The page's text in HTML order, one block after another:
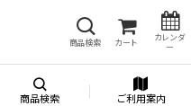
商品検索 カート
カレンダ
ー
商品検索 ご利用案内